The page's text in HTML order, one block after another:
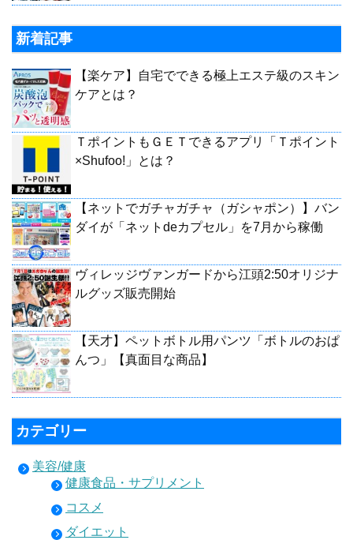
新着記事
【楽ケア】自宅でできる極上エステ級のスキン
ケアとは？
ＴポイントもＧＥＴできるアプリ「Ｔポイント
×Shufoo!」とは？
【ネットでガチャガチャ（ガシャポン）】バン
ダイが「ネットdeカプセル」を7月から稼働
ヴィレッジヴァンガードから江頭2:50オリジナ
ルグッズ販売開始
【天才】ペットボトル用パンツ「ボトルのおぱ
んつ」【真面目な商品】
カテゴリー
美容/健康
健康食品・サプリメント
コスメ
ダイエット